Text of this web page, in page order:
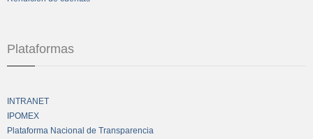
Plataformas
INTRANET
IPOMEX
Plataforma Nacional de Transparencia